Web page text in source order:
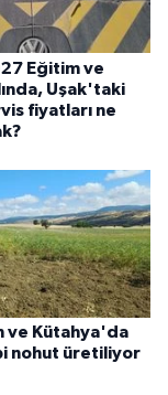
Eğitim ve
Uşak'taki
fiyatları ne
ve Kütahya'da
nohut üretiliyor